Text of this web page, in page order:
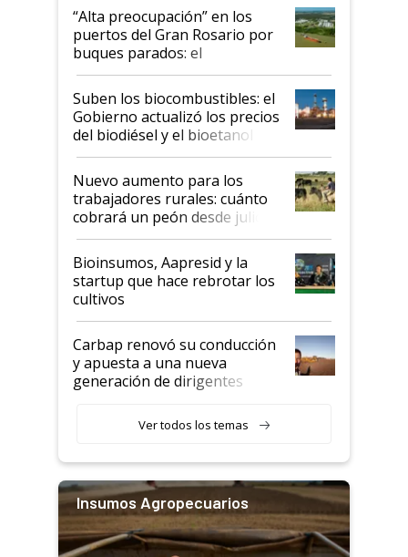
“Alta preocupación” en los
puertos del Gran Rosario por
buques parados: el
funcionamiento de las
exportadoras en tensión tras
la medida de fuerza de los
prácticos
Suben los biocombustibles: el
Gobierno actualizó los precios
del biodiésel y el bioetanol
Nuevo aumento para los
trabajadores rurales: cuánto
cobrará un peón desde julio
Bioinsumos, Aapresid y la
startup que hace rebrotar los
cultivos
Carbap renovó su conducción
y apuesta a una nueva
generación de dirigentes
Ver todos los temas
Insumos Agropecuarios